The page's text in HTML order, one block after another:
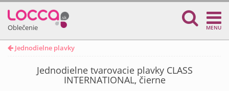
Oblečenie MENU
Jednodielne plavky
Jednodielne tvarovacie plavky CLASS
INTERNATIONAL, čierne